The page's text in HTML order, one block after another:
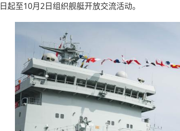
日起至10月2日组织舰艇开放交流活动。